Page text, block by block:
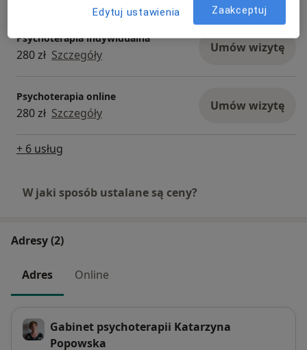
Psychoterapia indywidualna
280 zł Szczegóły Umów wizytę
Psychoterapia online
280 zł Szczegóły Umów wizytę
+ 6 usług
W jaki sposób ustalane są ceny?
Adresy (2)
Adres Online
Gabinet psychoterapii Katarzyna
Popowska
Edytuj ustawienia Zaakceptuj